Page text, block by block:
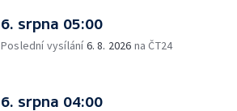
6. srpna 05:00
Poslední vysílání6. 8. 2026 na ČT24
6. srpna 04:00